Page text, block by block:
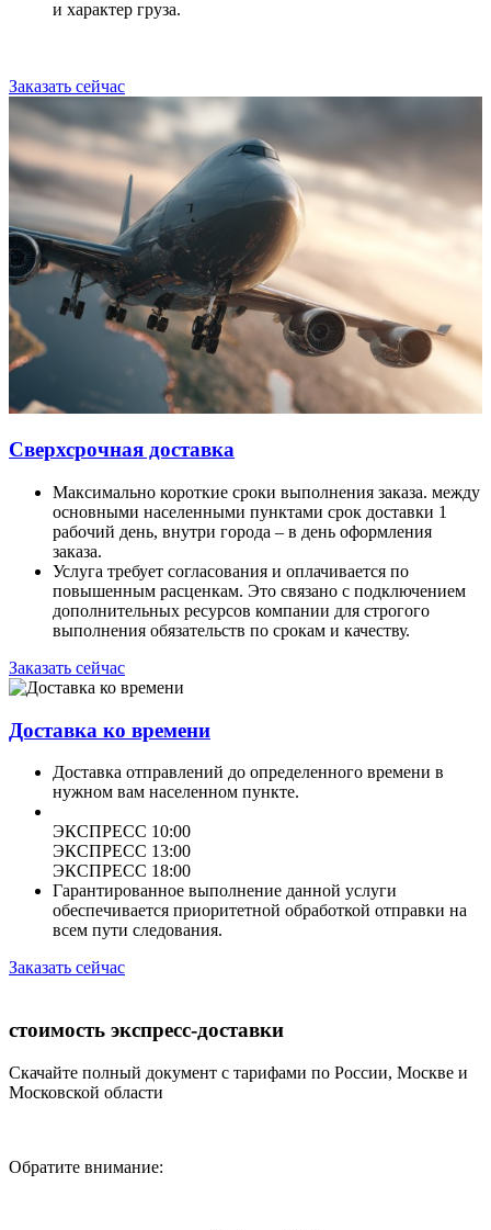
и характер груза.
Заказать сейчас
Сверхсрочная доставка
Максимально короткие сроки выполнения заказа. между
основными населенными пунктами срок доставки 1
рабочий день, внутри города – в день оформления
заказа.
Услуга требует согласования и оплачивается по
повышенным расценкам. Это связано с подключением
дополнительных ресурсов компании для строгого
выполнения обязательств по срокам и качеству.
Заказать сейчас
Доставка ко времени
Доставка отправлений до определенного времени в
нужном вам населенном пункте.
ЭКСПРЕСС 10:00
ЭКСПРЕСС 13:00
ЭКСПРЕСС 18:00
Гарантированное выполнение данной услуги
обеспечивается приоритетной обработкой отправки на
всем пути следования.
Заказать сейчас
стоимость экспресс-доставки
Скачайте полный документ с тарифами по России, Москве и
Московской области
Обратите внимание: